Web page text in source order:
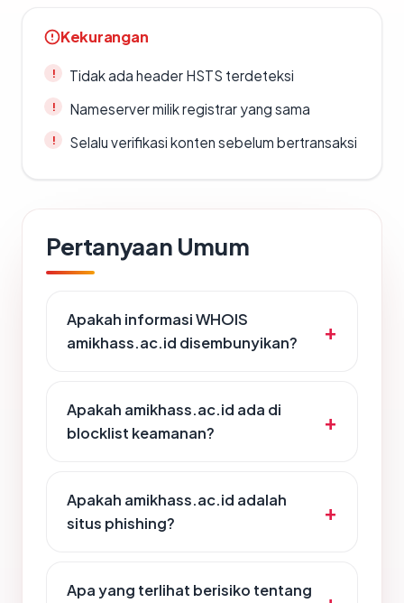
Kekurangan
Tidak ada header HSTS terdeteksi
Nameserver milik registrar yang sama
Selalu verifikasi konten sebelum bertransaksi
Pertanyaan Umum
Apakah informasi WHOIS
amikhass.ac.id disembunyikan?
Apakah amikhass.ac.id ada di
blocklist keamanan?
Apakah amikhass.ac.id adalah
situs phishing?
Apa yang terlihat berisiko tentang